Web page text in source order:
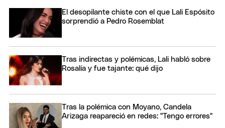
El desopilante chiste con el que Lali Espósito
sorprendió a Pedro Rosemblat
Tras indirectas y polémicas, Lali habló sobre
Rosalía y fue tajante: qué dijo
Tras la polémica con Moyano, Candela
Arizaga reapareció en redes: "Tengo errores"